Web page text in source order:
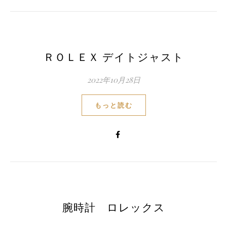
ＲＯＬＥＸ デイトジャスト
2022年10月28日
もっと読む
腕時計 ロレックス